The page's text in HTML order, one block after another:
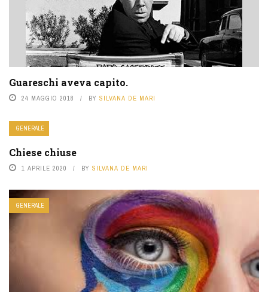
Guareschi aveva capito.
24 MAGGIO 2018 BY SILVANA DE MARI
GENERALE
Chiese chiuse
1 APRILE 2020 BY SILVANA DE MARI
GENERALE